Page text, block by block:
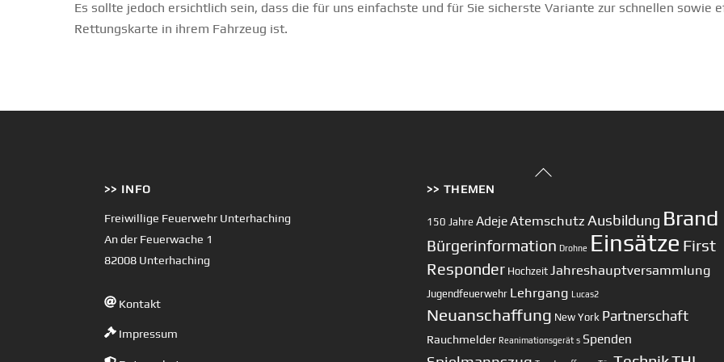
Es sollte jedoch ersichtlich sein, dass die für uns einfachste und für Sie sicherste Variante zur schnellen
Rettungskarte in ihrem Fahrzeug ist.
Back
>> INFO
Freiwillige Feuerwehr Unterhaching
An der Feuerwache 1
82008 Unterhaching
Kontakt
Impressum
>> THEMEN
150 Jahre AdejeAtemschutz Ausbildung Brand
Bürgerinformation Drohne Einsätze First
Responder Hochzeit Jahreshauptversammlung
Jugendfeuerwehr Lehrgang Lucas2
Neuanschaffung New York Partnerschaft
Rauchmelder Reanimationsgerät s Spenden